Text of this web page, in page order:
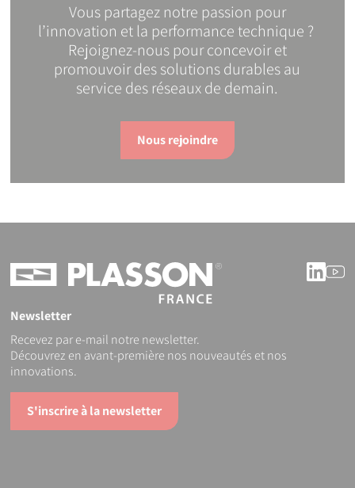
Vous partagez notre passion pour
l’innovation et la performance technique ?
Rejoignez-nous pour concevoir et
promouvoir des solutions durables au
service des réseaux de demain.
Nous rejoindre
Newsletter
Recevez par e-mail notre newsletter.
Découvrez en avant-première nos nouveautés et nos
innovations.
S'inscrire à la newsletter